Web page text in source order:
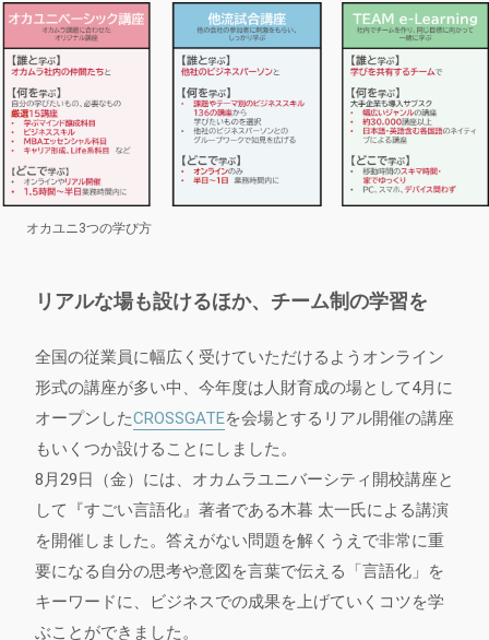
オカユニ3つの学び方
リアルな場も設けるほか、チーム制の学習を
全国の従業員に幅広く受けていただけるようオンライン
形式の講座が多い中、今年度は人財育成の場として4月に
オープンしたCROSSGATEを会場とするリアル開催の講座
もいくつか設けることにしました。
8月29日（金）には、オカムラユニバーシティ開校講座と
して『すごい言語化』著者である木暮 太一氏による講演
を開催しました。答えがない問題を解くうえで非常に重
要になる自分の思考や意図を言葉で伝える「言語化」を
キーワードに、ビジネスでの成果を上げていくコツを学
ぶことができました。